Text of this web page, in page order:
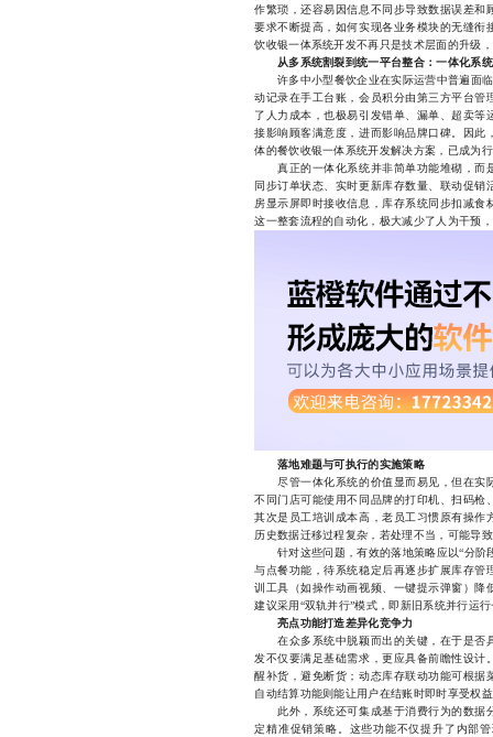
作繁琐，还容易因信息不同步导致数据误差
要求不断提高，如何实现各业务模块的无缝
饮收银一体系统开发不再只是技术层面的升级
从多系统割裂到统一平台整合：一体化系
许多中小型餐饮企业在实际运营中普遍面
动记录在手工台账，会员积分由第三方平台
了人力成本，也极易引发错单、漏单、超卖
接影响顾客满意度，进而影响品牌口碑。因
体的餐饮收银一体系统开发解决方案，已成为
真正的一体化系统并非简单功能堆砌，而
同步订单状态、实时更新库存数量、联动促
房显示屏即时接收信息，库存系统同步扣减
这一整套流程的自动化，极大减少了人为干预
落地难题与可执行的实施策略
尽管一体化系统的价值显而易见，但在实
不同门店可能使用不同品牌的打印机、扫码
其次是员工培训成本高，老员工习惯原有操
历史数据迁移过程复杂，若处理不当，可能导
针对这些问题，有效的落地策略应以“分阶
与点餐功能，待系统稳定后再逐步扩展库存
训工具（如操作动画视频、一键提示弹窗）
建议采用“双轨并行”模式，即新旧系统并行运
亮点功能打造差异化竞争力
在众多系统中脱颖而出的关键，在于是否
发不仅要满足基础需求，更应具备前瞻性设
醒补货，避免断货；动态库存联动功能可根
自动结算功能则能让用户在结账时即时享受权
此外，系统还可集成基于消费行为的数据
定精准促销策略。这些功能不仅提升了内部